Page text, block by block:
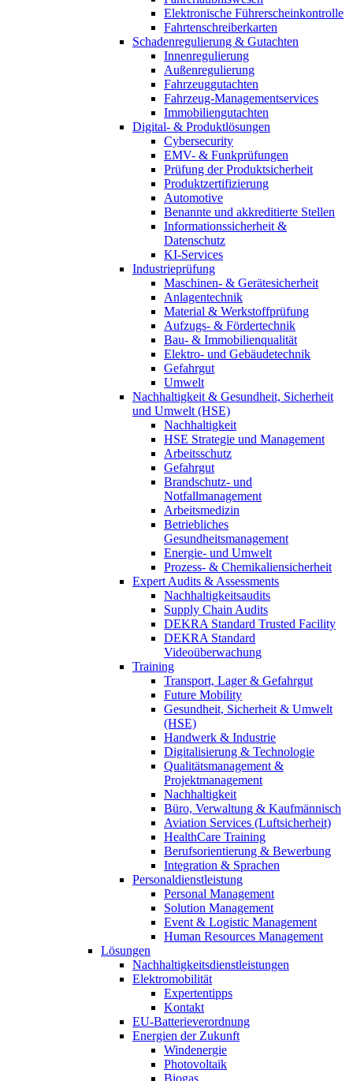
Elektronische Führerscheinkontrolle
Fahrtenschreiberkarten
Schadenregulierung & Gutachten
Innenregulierung
Außenregulierung
Fahrzeuggutachten
Fahrzeug-Managementservices
Immobiliengutachten
Digital- & Produktlösungen
Cybersecurity
EMV- & Funkprüfungen
Prüfung der Produktsicherheit
Produktzertifizierung
Automotive
Benannte und akkreditierte Stellen
Informationssicherheit &
Datenschutz
KI-Services
Industrieprüfung
Maschinen- & Gerätesicherheit
Anlagentechnik
Material & Werkstoffprüfung
Aufzugs- & Fördertechnik
Bau- & Immobilienqualität
Elektro- und Gebäudetechnik
Gefahrgut
Umwelt
Nachhaltigkeit & Gesundheit, Sicherheit
und Umwelt (HSE)
Nachhaltigkeit
HSE Strategie und Management
Arbeitsschutz
Gefahrgut
Brandschutz- und
Notfallmanagement
Arbeitsmedizin
Betriebliches
Gesundheitsmanagement
Energie- und Umwelt
Prozess- & Chemikaliensicherheit
Expert Audits & Assessments
Nachhaltigkeitsaudits
Supply Chain Audits
DEKRA Standard Trusted Facility
DEKRA Standard
Videoüberwachung
Training
Transport, Lager & Gefahrgut
Future Mobility
Gesundheit, Sicherheit & Umwelt
(HSE)
Handwerk & Industrie
Digitalisierung & Technologie
Qualitätsmanagement &
Projektmanagement
Nachhaltigkeit
Büro, Verwaltung & Kaufmännisch
Aviation Services (Luftsicherheit)
HealthCare Training
Berufsorientierung & Bewerbung
Integration & Sprachen
Personaldienstleistung
Personal Management
Solution Management
Event & Logistic Management
Human Resources Management
Lösungen
Nachhaltigkeitsdienstleistungen
Elektromobilität
Expertentipps
Kontakt
EU-Batterieverordnung
Energien der Zukunft
Windenergie
Photovoltaik
Biogas